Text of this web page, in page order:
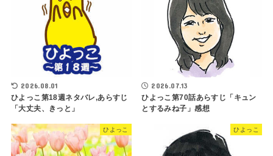
2026.08.01
ひよっこ第18週ネタバレ,あらすじ
「大丈夫、きっと」
2026.07.13
ひよっこ第70話あらすじ「キュン
とするみね子」感想
ひよっこ ひよっこ